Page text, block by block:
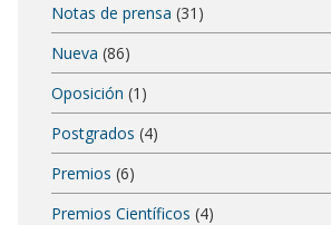
Notas de prensa (31)
Nueva (86)
Oposición (1)
Postgrados (4)
Premios (6)
Premios Científicos (4)